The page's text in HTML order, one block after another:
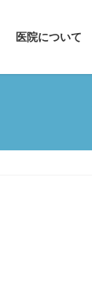
医院について